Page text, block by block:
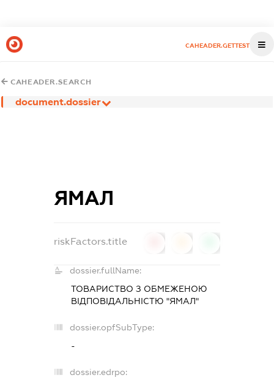
CAHEADER.GETTEST
CAHEADER.SEARCH
document.dossier
ЯМАЛ
riskFactors.title
dossier.fullName:
ТОВАРИСТВО З ОБМЕЖЕНОЮ
ВІДПОВІДАЛЬНІСТЮ "ЯМАЛ"
dossier.opfSubType:
-
dossier.edrpo: